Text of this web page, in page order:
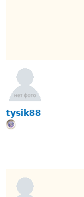
tysik88